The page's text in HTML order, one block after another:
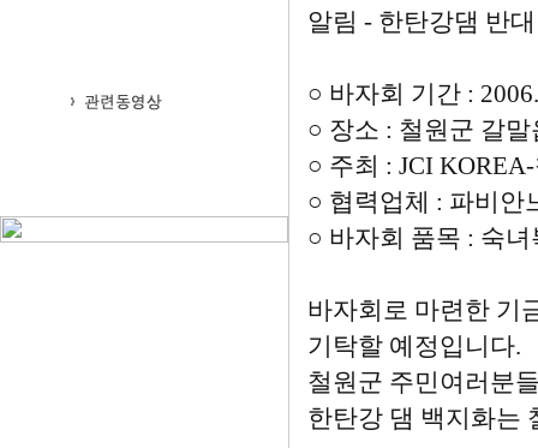
알림 - 한탄강댐 반
○ 바자회 기간 :
○ 장소 : 철원군 갈
○ 주최 : JCI
○ 협력업체 : 파비안
○ 바자회 품목 : 숙녀
바자회로 마련한 기
기탁할 예정입니다.
철원군 주민여러분
한탄강 댐 백지화는